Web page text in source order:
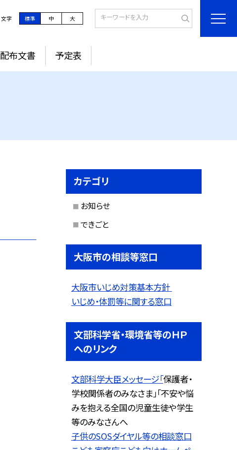
文字 標準 中 大
配布文書 予定表
カテゴリ
お知らせ
できごと
大阪市の相談等窓口
大阪市いじめ対策基本方針
いじめ・体罰等に関する窓口
文部科学省・環境省等のＨＰ
へのリンク
文部科学大臣メッセージ「保護者・
学校関係者のみなさま」「不安や悩
みを抱える全国の児童生徒や学生
等のみなさんへ
子供のSOSダイヤル等の相談窓口